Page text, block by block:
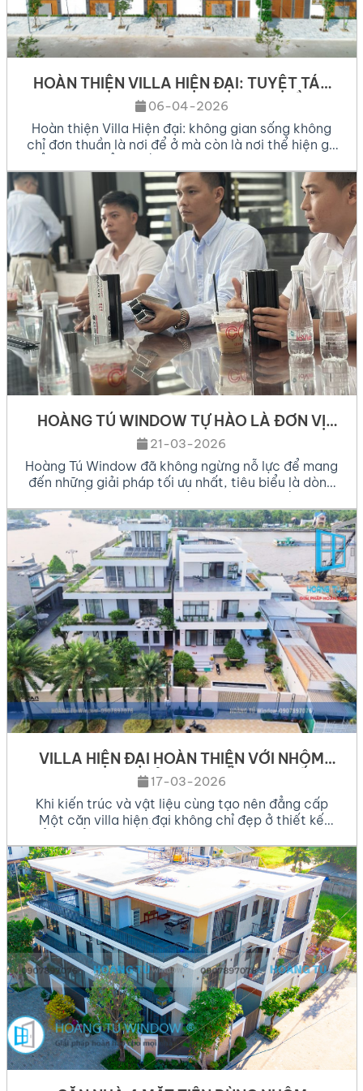
HOÀN THIỆN VILLA HIỆN ĐẠI: TUYỆT TÁC
NHÔM KÍNH MAXPRO 65 TẠI KDC HỒNG
PHÁT
06-04-2026
Hoàn thiện Villa Hiện đại: không gian sống không
chỉ đơn thuần là nơi để ở mà còn là nơi thể hiện gu
Tú Window đã chính thức bàn giao dự án Hoàn
thiện Villa Hiện đại tại Khu dân cư (KDC) Hồng
Phát. […]
HOÀNG TÚ WINDOW TỰ HÀO LÀ ĐƠN VỊ
TIÊN PHONG CẬP NHẬT HỆ NHÔM MỚI
NHẤT THỊ TRƯỜNG 2026
21-03-2026
Hoàng Tú Window đã không ngừng nỗ lực để mang
đến những giải pháp tối ưu nhất, tiêu biểu là dòng
kiến trúc hiện đại ngày càng đề cao sự tiện nghi và
tính bền vững, việc lựa chọn vật liệu xây dựng, đặc
biệt là […]
VILLA HIỆN ĐẠI HOÀN THIỆN VỚI NHÔM
TOSTEM NHẬT BẢN – CHUẨN MỰC SỐNG
CAO CẤP 2026
17-03-2026
Khi kiến trúc và vật liệu cùng tạo nên đẳng cấp
Một căn villa hiện đại không chỉ đẹp ở thiết kế
Trong đó, cửa nhôm kính cao cấp là yếu tố quan
trọng giúp nâng cao trải nghiệm sống và giá trị
thẩm […]